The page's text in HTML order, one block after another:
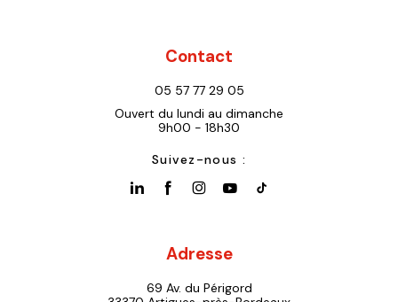
Contact
05 57 77 29 05
Ouvert du lundi au dimanche
9h00 - 18h30
Suivez-nous :
Adresse
69 Av. du Périgord